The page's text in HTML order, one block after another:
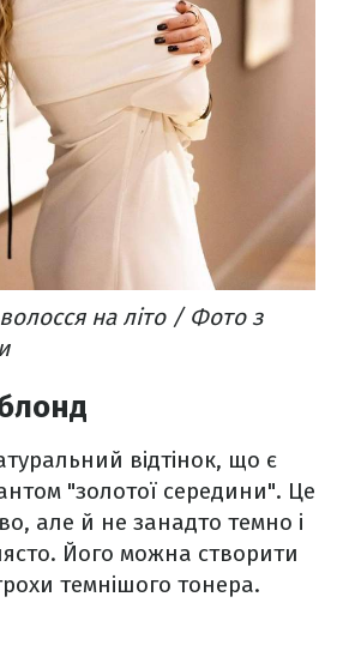
на літо / Фото з
відтінок, що є
"золотої середини". Це
але й не занадто темно і
Його можна створити
темнішого тонера.